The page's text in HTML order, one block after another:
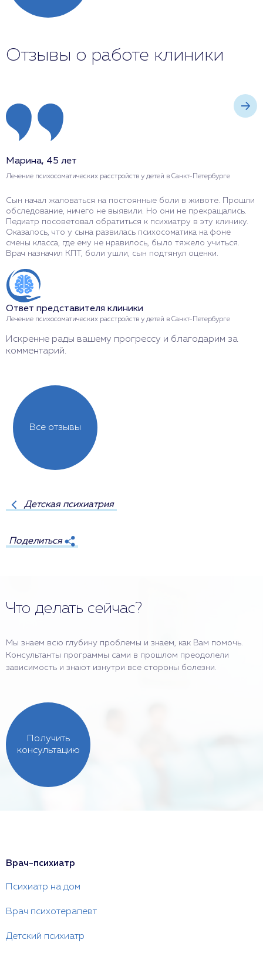
Отзывы о работе клиники
Марина, 45 лет
Лечение психосоматических расстройств у детей в Санкт-Петербурге
Сын начал жаловаться на постоянные боли в животе. Прошли
обследование, ничего не выявили. Но они не прекращались.
Педиатр посоветовал обратиться к психиатру в эту клинику.
Оказалось, что у сына развилась психосоматика на фоне
смены класса, где ему не нравилось, было тяжело учиться.
Врач назначил КПТ, боли ушли, сын подтянул оценки.
Ответ представителя клиники
Лечение психосоматических расстройств у детей в Санкт-Петербурге
Искренне рады вашему прогрессу и благодарим за
комментарий.
Все отзывы
Детская психиатрия
Поделиться
Что делать сейчас?
Мы знаем всю глубину проблемы и знаем, как Вам помочь.
Консультанты программы сами в прошлом преодолели
зависимость и знают изнутри все стороны болезни.
Получить
консультацию
Врач-психиатр
Психиатр на дом
Врач психотерапевт
Детский психиатр